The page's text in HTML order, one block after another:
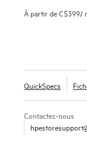
telles que le
mise en cache de
plus de 3,35
empêche les
garantissant que
vie de vos baies
Gauge qui
À partir deC$399/
QuickSpecs
Contactez-nous